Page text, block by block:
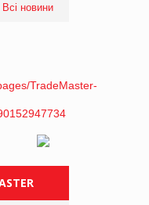
Всі новини